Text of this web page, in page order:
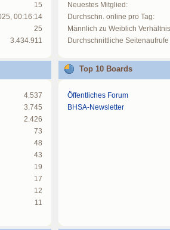
15
00:16:14
25
3.434.911
Neuestes Mitglied:
Durchschn. online pro Tag:
Männlich zu Weiblich
Durchschnittliche Seitenaufrufe
4.537
3.745
2.426
73
48
43
19
17
12
11
Top 10 Boards
Öffentliches Forum
BHSA-Newsletter